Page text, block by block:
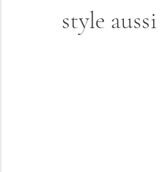
Anniversaire Pâques
style aussi